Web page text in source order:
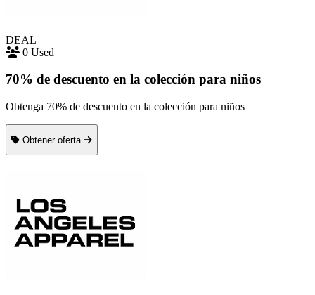
DEAL
0 Used
70% de descuento en la colección para niños
Obtenga 70% de descuento en la colección para niños
Obtener oferta